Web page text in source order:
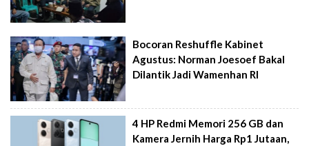
Bocoran Reshuffle Kabinet
Agustus: Norman Joesoef Bakal
Dilantik Jadi Wamenhan RI
4 HP Redmi Memori 256 GB dan
Kamera Jernih Harga Rp1 Jutaan,